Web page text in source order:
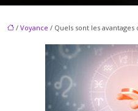
/ Voyance / Quels sont les